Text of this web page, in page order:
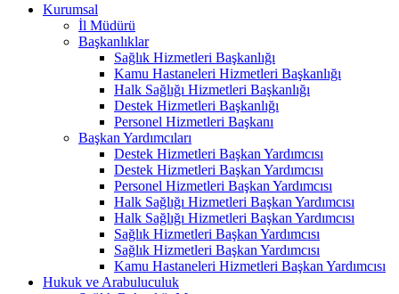
Kurumsal
İl Müdürü
Başkanlıklar
Sağlık Hizmetleri Başkanlığı
Kamu Hastaneleri Hizmetleri Başkanlığı
Halk Sağlığı Hizmetleri Başkanlığı
Destek Hizmetleri Başkanlığı
Personel Hizmetleri Başkanı
Başkan Yardımcıları
Destek Hizmetleri Başkan Yardımcısı
Destek Hizmetleri Başkan Yardımcısı
Personel Hizmetleri Başkan Yardımcısı
Halk Sağlığı Hizmetleri Başkan Yardımcısı
Halk Sağlığı Hizmetleri Başkan Yardımcısı
Sağlık Hizmetleri Başkan Yardımcısı
Sağlık Hizmetleri Başkan Yardımcısı
Kamu Hastaneleri Hizmetleri Başkan Yardımcısı
Hukuk ve Arabuluculuk